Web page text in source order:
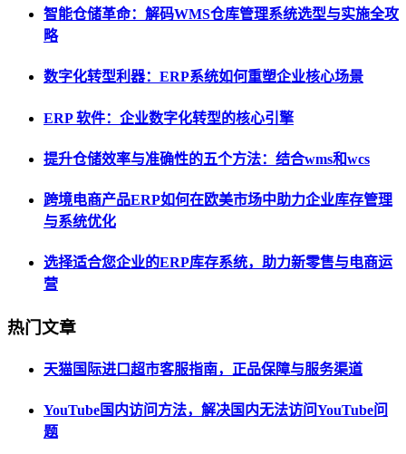
智能仓储革命：解码WMS仓库管理系统选型与实施全攻
略
数字化转型利器：ERP系统如何重塑企业核心场景
ERP 软件：企业数字化转型的核心引擎
提升仓储效率与准确性的五个方法：结合wms和wcs
跨境电商产品ERP如何在欧美市场中助力企业库存管理
与系统优化
选择适合您企业的ERP库存系统，助力新零售与电商运
营
热门文章
天猫国际进口超市客服指南，正品保障与服务渠道
YouTube国内访问方法，解决国内无法访问YouTube问
题